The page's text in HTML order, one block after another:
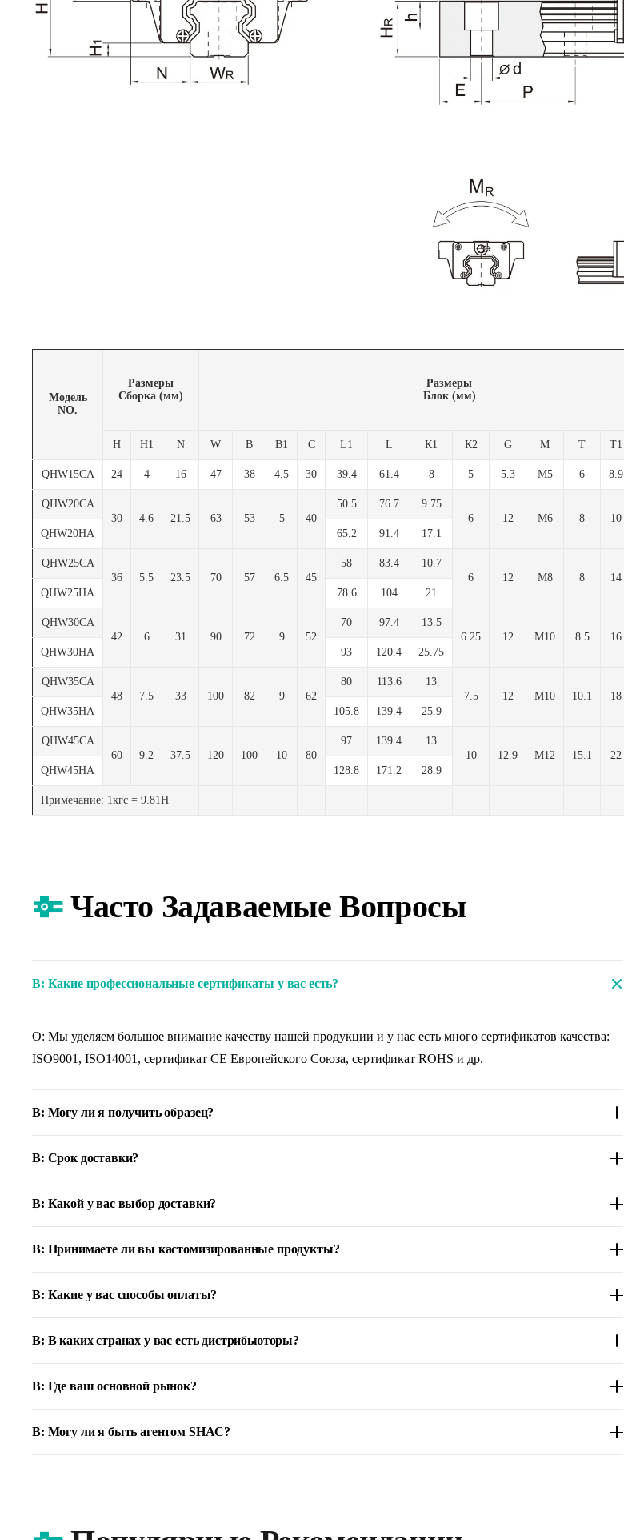
Модель
NO.
Размеры
Сборка (мм)
Размеры
Блок (мм)
H H1 N W B B1 C L1 L К1 К2 G M T T1
QHW15CA 24 4 16 47 38 4.5 30 39.4 61.4 8 5 5.3 M5 6 8.9
QHW20CA
30
4.6 21.5 63 53 5 40
50.5 76.7
9.75
6
12 M6 8 10
QHW20HA 65.2 91.4 17.1
QHW25CA
36
5.5 23.5 70 57 6.5 45
58 83.4
10.7
6
12 M8 8 14
QHW25HA 78.6 104 21
QHW30CA
42
6 31 90 72 9 52
70 97.4
13.5
6.25
12 M10 8.5 16
QHW30HA 93 120.4 25.75
QHW35CA
48
7.5 33 100 82 9 62
80 113.6
13
7.5
12 M10 10.1 18
QHW35HA 105.8 139.4 25.9
QHW45CA
60
9.2 37.5 120 100 10 80
97 139.4
13
10
12.9 M12 15.1 22
QHW45HA 128.8 171.2 28.9
Примечание: 1кгс = 9.81Н
Часто Задаваемые Вопросы
В: Какие профессиональные сертификаты у вас есть?
О: Мы уделяем большое внимание качеству нашей продукции и у нас есть много сертификатов качества:
ISO9001, ISO14001, сертификат CE Европейского Союза, сертификат ROHS и др.
В: Могу ли я получить образец?
В: Срок доставки?
В: Какой у вас выбор доставки?
В: Принимаете ли вы кастомизированные продукты?
В: Какие у вас способы оплаты?
В: В каких странах у вас есть дистрибьюторы?
В: Где ваш основной рынок?
В: Могу ли я быть агентом SHAC?